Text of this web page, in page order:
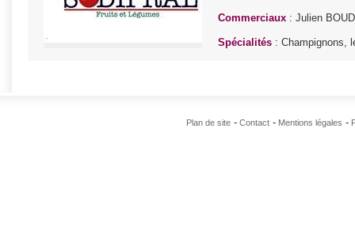
Commerciaux : Julien
Spécialités : Champignons,
Plan de site Contact Mentions légales